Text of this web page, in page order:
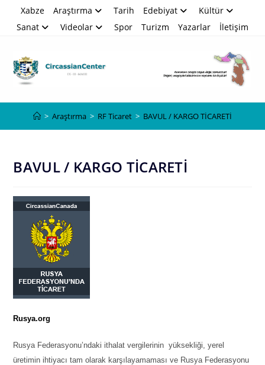
Xabze Araştırma Tarih Edebiyat
Kültür
Sanat
Videolar Spor Turizm Yazarlar İletişim
> Araştırma > RF Ticaret > BAVUL / KARGO TİCARETİ
BAVUL / KARGO TİCARETİ
Rusya.org
Rusya Federasyonu’ndaki ithalat vergilerinin yüksekliği, yerel
üretimin ihtiyacı tam olarak karşılayamaması ve Rusya Federasyonu